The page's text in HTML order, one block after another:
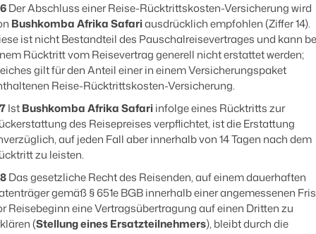
Der Abschluss einer Reise-Rücktrittskosten-Versicherung wird
Bushkomba Afrika Safariausdrücklich empfohlen (Ziffer 14).
ist nicht Bestandteil des Pauschalreisevertrages und kann
Rücktritt vom Reisevertrag generell nicht erstattet werden;
gilt für den Anteil einer in einem Versicherungspaket
Reise-Rücktrittskosten-Versicherung.
IstBushkomba Afrika Safariinfolge eines Rücktritts zur
des Reisepreises verpflichtet, ist die Erstattung
auf jeden Fall aber innerhalb von 14 Tagen nach dem
zu leisten.
Das gesetzliche Recht des Reisenden, auf einem dauerhaften
gemäß § 651e BGB innerhalb einer angemessenen
Reisebeginn eine Vertragsübertragung auf einen Dritten zu
(Stellung eines Ersatzteilnehmers), bleibt durch die